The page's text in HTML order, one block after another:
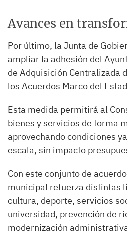
Avances en
Por último, la Junta de
ampliar la adhesión del
de Adquisición Centralizada
los Acuerdos Marco del
Esta medida permitirá al
bienes y servicios de forma
aprovechando condiciones
escala, sin impacto
Con este conjunto de
municipal refuerza distintas
cultura, deporte, servicios
universidad, prevención de
modernización